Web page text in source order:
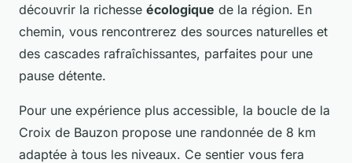
découvrir la richesse écologique de la région. En
chemin, vous rencontrerez des sources naturelles et
des cascades rafraîchissantes, parfaites pour une
pause détente.
Pour une expérience plus accessible, la boucle de la
Croix de Bauzon propose une randonnée de 8 km
adaptée à tous les niveaux. Ce sentier vous fera